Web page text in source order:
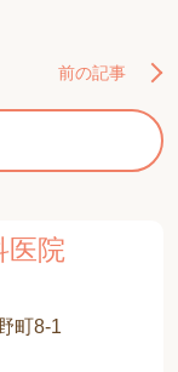
前の記事
医院
町8-1